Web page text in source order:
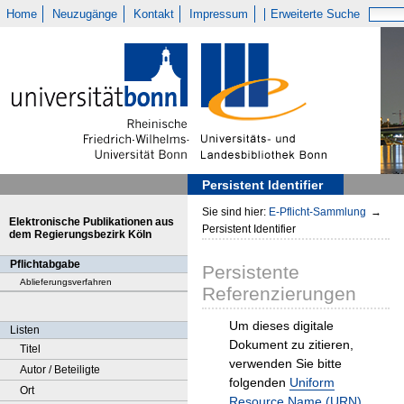
Home Neuzugänge Kontakt Impressum Erweiterte Suche
Persistent Identifier
Elektronische Publikationen aus
dem Regierungsbezirk Köln
Pflichtabgabe
Ablieferungsverfahren
Listen
Titel
Autor / Beteiligte
Ort
Sie sind hier: E-Pflicht-Sammlung →
Persistent Identifier
Persistente
Referenzierungen
Um dieses digitale
Dokument zu zitieren,
verwenden Sie bitte
folgenden Uniform